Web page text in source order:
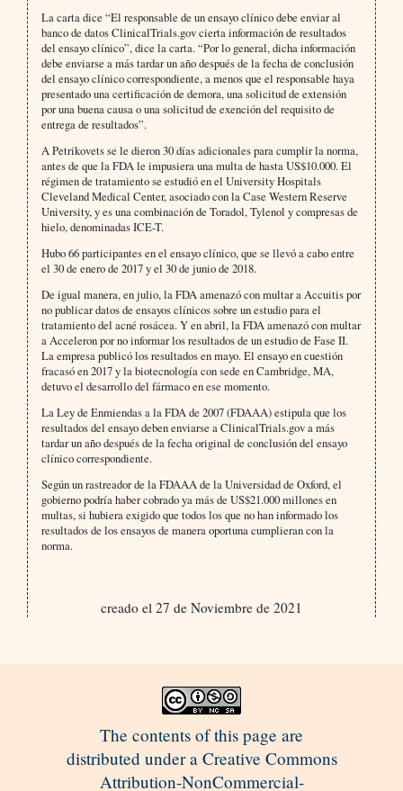
La carta dice “El responsable de un ensayo clínico debe enviar al
banco de datos ClinicalTrials.gov cierta información de resultados
del ensayo clínico”, dice la carta. “Por lo general, dicha información
debe enviarse a más tardar un año después de la fecha de conclusión
del ensayo clínico correspondiente, a menos que el responsable haya
presentado una certificación de demora, una solicitud de extensión
por una buena causa o una solicitud de exención del requisito de
entrega de resultados”.
A Petrikovets se le dieron 30 días adicionales para cumplir la norma,
antes de que la FDA le impusiera una multa de hasta US$10.000. El
régimen de tratamiento se estudió en el University Hospitals
Cleveland Medical Center, asociado con la Case Western Reserve
University, y es una combinación de Toradol, Tylenol y compresas de
hielo, denominadas ICE-T.
Hubo 66 participantes en el ensayo clínico, que se llevó a cabo entre
el 30 de enero de 2017 y el 30 de junio de 2018.
De igual manera, en julio, la FDA amenazó con multar a Accuitis por
no publicar datos de ensayos clínicos sobre un estudio para el
tratamiento del acné rosácea. Y en abril, la FDA amenazó con multar
a Acceleron por no informar los resultados de un estudio de Fase II.
La empresa publicó los resultados en mayo. El ensayo en cuestión
fracasó en 2017 y la biotecnología con sede en Cambridge, MA,
detuvo el desarrollo del fármaco en ese momento.
La Ley de Enmiendas a la FDA de 2007 (FDAAA) estipula que los
resultados del ensayo deben enviarse a ClinicalTrials.gov a más
tardar un año después de la fecha original de conclusión del ensayo
clínico correspondiente.
Según un rastreador de la FDAAA de la Universidad de Oxford, el
gobierno podría haber cobrado ya más de US$21.000 millones en
multas, si hubiera exigido que todos los que no han informado los
resultados de los ensayos de manera oportuna cumplieran con la
norma.
creado el 27 de Noviembre de 2021
The contents of this page are
distributed under a Creative Commons
Attribution-NonCommercial-